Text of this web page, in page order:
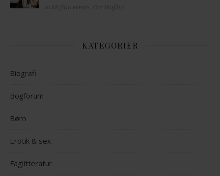
KATEGORIER
Biografi
Bogforum
Børn
Erotik & sex
Faglitteratur